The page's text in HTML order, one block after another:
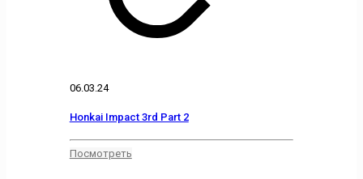
06.03.24
Honkai Impact 3rd Part 2
Посмотреть